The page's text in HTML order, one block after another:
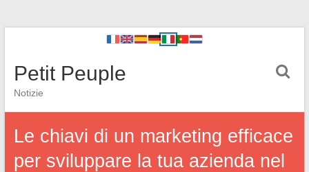
Petit Peuple
Notizie
Le chiavi di un marketing efficace
per sviluppare la tua azienda nel